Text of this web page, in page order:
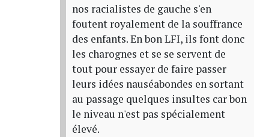
nos racialistes de gauche s'en
foutent royalement de la souffrance
des enfants. En bon LFI, ils font donc
les charognes et se se servent de
tout pour essayer de faire passer
leurs idées nauséabondes en sortant
au passage quelques insultes car bon
le niveau n'est pas spécialement
élevé.